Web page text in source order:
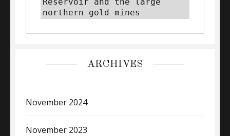
northern gold mines
ARCHIVES
November 2024
November 2023